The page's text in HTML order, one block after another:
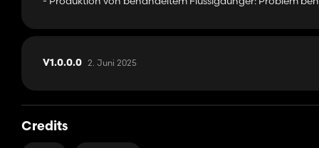
V1.0.0.0 2. Juni 2025
Credits